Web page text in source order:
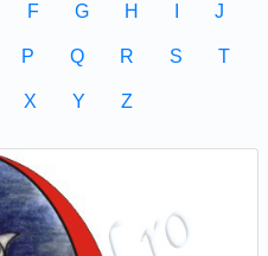
F G H J
P Q R S T
X Y Z